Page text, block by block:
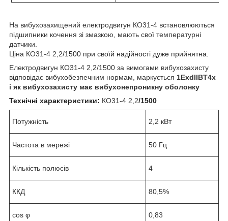
На вибухозахищений електродвигун КО31-4 встановлюються
підшипники кочення зі змазкою, мають свої температурні
датчики.
Ціна КО31-4 2,2/1500 при своїй надійності дуже прийнятна.
Електродвигун КО31-4 2,2/1500 за вимогами вибухозахисту
відповідає вибухобезпечним нормам, маркується 1ExdIIBT4х
і як вибухозахисту має вибухонепроникну оболонку
Технічні характеристики: КО31-4 2,2/1500
Потужність 2,2 кВт
Частота в мережі 50 Гц
Кількість полюсів 4
ККД 80,5%
cos φ 0,83